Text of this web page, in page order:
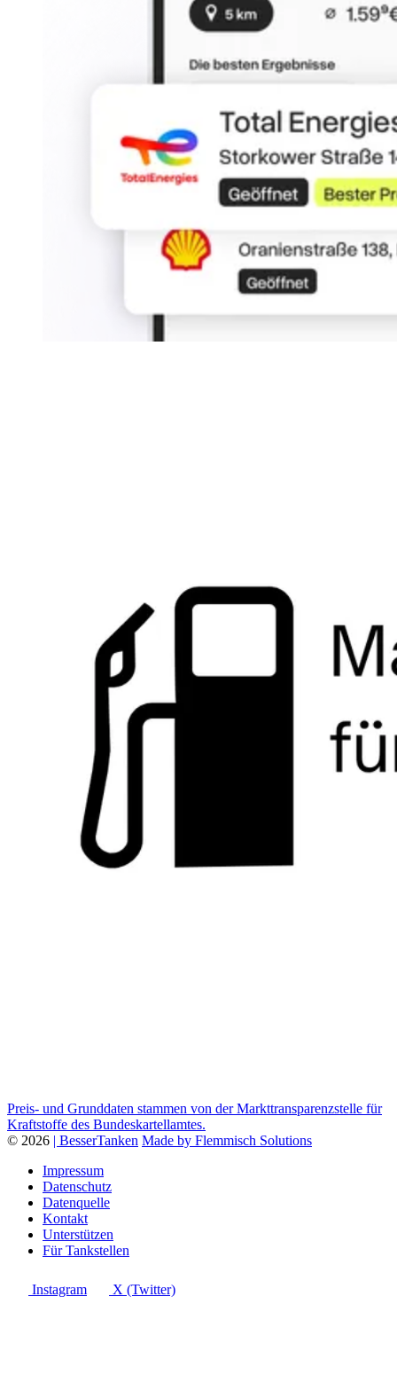
Preis- und Grunddaten stammen von der Markttransparenzstelle für
Kraftstoffe des Bundeskartellamtes.
© 2026 | BesserTanken Made by Flemmisch Solutions
Impressum
Datenschutz
Datenquelle
Kontakt
Unterstützen
Für Tankstellen
Instagram X (Twitter)